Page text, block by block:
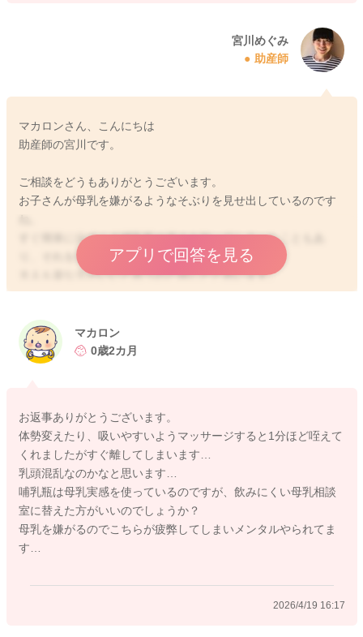
宮川めぐみ
助産師
マカロンさん、こんにちは
助産師の宮川です。
ご相談をどうもありがとうございます。
お子さんが母乳を嫌がるようなそぶりを見せ出しているのです
すぐ簡単に出てくる哺乳瓶の楽さを知ってしまったこともあ
り、それを求めるようになっているのだと思います。
大人も楽な方がいいと思うのと同じだと思います。
りも吸いやすくなっていたかと思うのですが、飲んでもらう前
には、乳輪にシワができる程度にほぐしてから吸ってもらうよ
また実際の授乳の様子がわからないのですが、授乳の姿勢を再
度見直してみるといいと思います。
横抱きでも縦抱きでもどの姿勢でも基本的には、お子さんとお
腹同士をくっつけていただき、お子さんの耳と肩と腰のライン
にねじれがないように気をつけていただけるといいですよ。
そしておっぱいの高さとお子さんのお口の高さが合うように調
整をしてみてくださいね。
そのためにお母さんが前屈みにならないように、クッションや
とっていることがあると、どうしても授乳が思うように続かな
アプリで回答を見る
マカロン
0歳2カ月
お返事ありがとうございます。
体勢変えたり、吸いやすいようマッサージすると1分ほど咥えて
くれましたがすぐ離してしまいます…
乳頭混乱なのかなと思います…
哺乳瓶は母乳実感を使っているのですが、飲みにくい母乳相談
室に替えた方がいいのでしょうか？
母乳を嫌がるのでこちらが疲弊してしまいメンタルやられてま
す…
2026/4/19 16:17